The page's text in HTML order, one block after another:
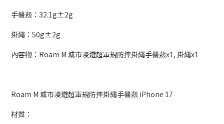
手機殼：32.1g±2g
掛繩：50g±2g
內容物：Roam M 城市漫遊超軍規防摔掛繩手機殼x1, 掛繩x1
Roam M 城市漫遊超軍規防摔掛繩手機殼 iPhone 17
材質：